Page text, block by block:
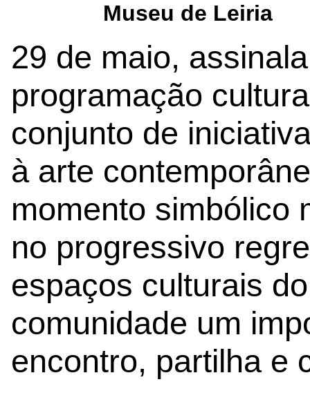
Museu de Leiria
29 de maio,
programação
conjunto de
à arte
momento simbólico
no progressivo
espaços culturais
comunidade um
encontro, partilha e